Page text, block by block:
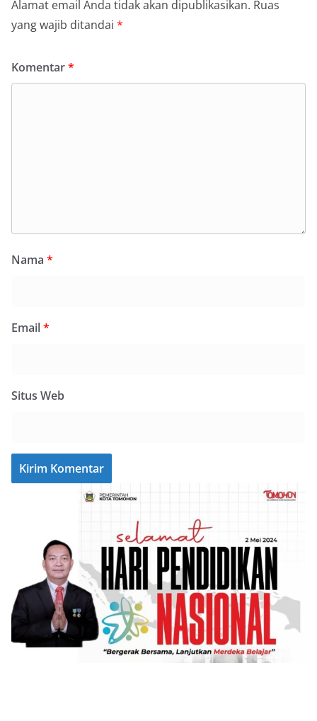
Alamat email Anda tidak akan dipublikasikan. Ruas
yang wajib ditandai *
Komentar*
Nama *
Email*
Situs Web